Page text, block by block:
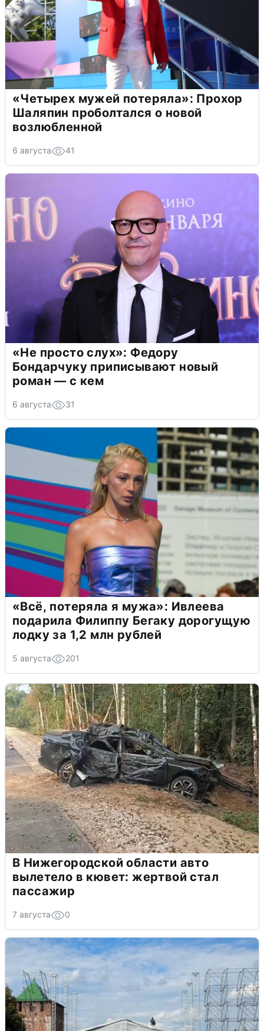
«Четырех мужей потеряла»: Прохор
Шаляпин проболтался о новой
возлюбленной
6 августа 41
«Не просто слух»: Федору
Бондарчуку приписывают новый
роман — с кем
6 августа 31
«Всё, потеряла я мужа»: Ивлеева
подарила Филиппу Бегаку дорогущую
лодку за 1,2 млн рублей
5 августа 201
В Нижегородской области авто
вылетело в кювет: жертвой стал
пассажир
7 августа 0